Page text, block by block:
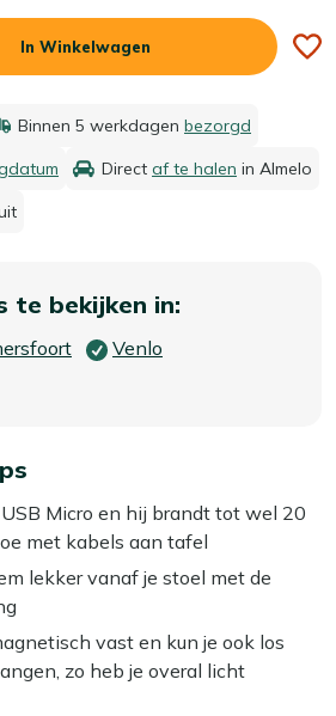
In Winkelwagen
Binnen 5 werkdagen bezorgd
Direct af te halen in Almelo
te bekijken in:
Venlo
Micro en hij brandt tot wel 20
met kabels aan tafel
lekker vanaf je stoel met de
vast en kun je ook los
zo heb je overal licht